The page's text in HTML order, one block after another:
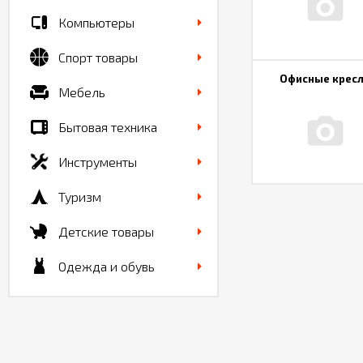
Офисные
Компьютеры
Спорт товары
Мебель
Бытовая техника
Инструменты
Туризм
Детские товары
Одежда и обувь